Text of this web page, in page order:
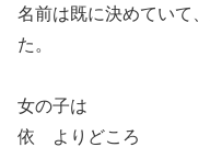
名前は既に決めていて
た。
女の子は
依 よりどころ